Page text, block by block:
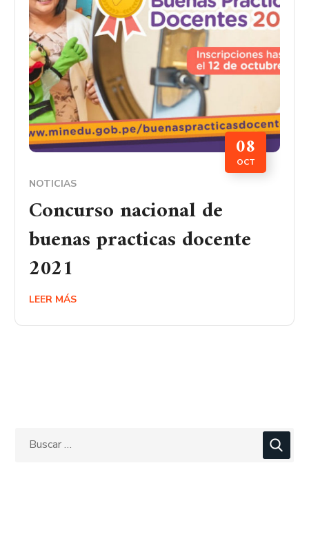
08
OCT
NOTICIAS
Concurso nacional de
buenas practicas docente
2021
LEER MÁS